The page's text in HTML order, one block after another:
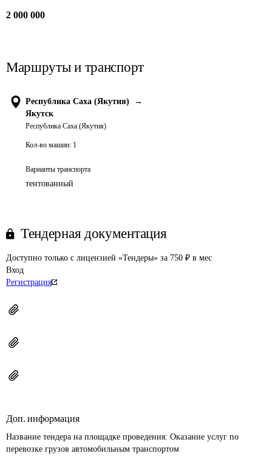
2 000 000
Маршруты и транспорт
Республика Саха (Якутия)
→
Якутск
Республика Саха (Якутия)
Кол-во машин: 1
Варианты транспорта
тентованный
Тендерная документация
Доступно только с лицензией «Тендеры» за 750 ₽ в мес
Вход
Регистрация
Доп. информация
Название тендера на площадке проведения: Оказание услуг по
перевозке грузов автомобильным транспортом